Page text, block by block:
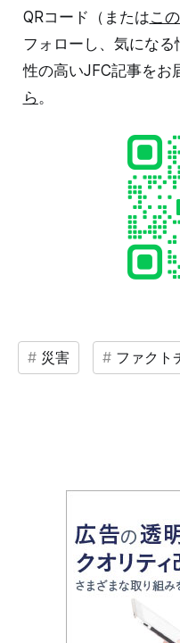
QRコード（またはこ
フォローし、気にな
性の高いJFC記事をお
ら 。
災害 ファクト